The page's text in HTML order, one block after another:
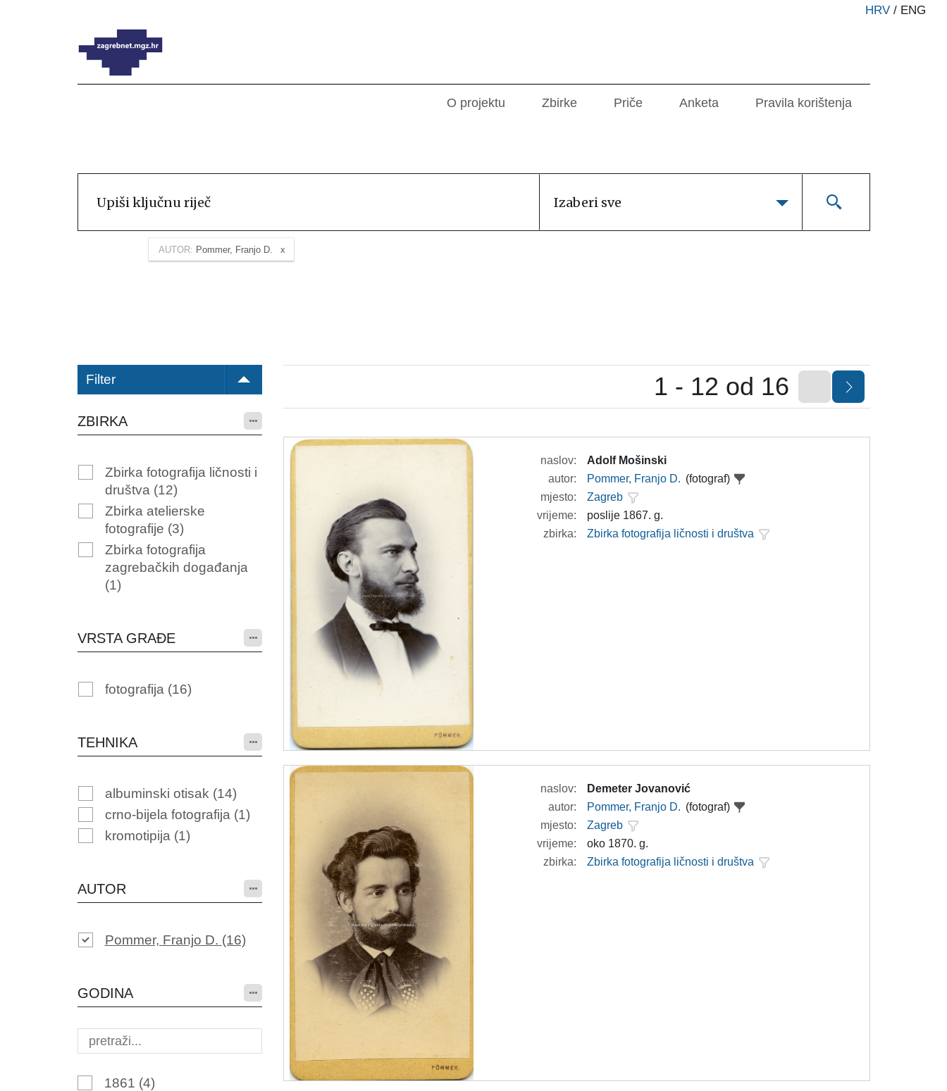
HRV / ENG
O projektu Zbirke Priče Anketa Pravila korištenja
Izaberi sve
AUTOR: Pommer, Franjo D.
Filter
ZBIRKA
Zbirka fotografija ličnosti i
društva (12)
Zbirka atelierske
fotografije (3)
Zbirka fotografija
zagrebačkih događanja
(1)
VRSTA GRAĐE
fotografija (16)
TEHNIKA
albuminski otisak (14)
crno-bijela fotografija (1)
kromotipija (1)
AUTOR
Pommer, Franjo D. (16)
GODINA
1861 (4)
1 - 12 od 16
naslov:
Adolf Mošinski
autor:
Pommer, Franjo D. (fotograf)
mjesto:
Zagreb
vrijeme:
poslije 1867. g.
zbirka:
Zbirka fotografija ličnosti i društva
naslov:
Demeter Jovanović
autor:
Pommer, Franjo D. (fotograf)
mjesto:
Zagreb
vrijeme:
oko 1870. g.
zbirka:
Zbirka fotografija ličnosti i društva